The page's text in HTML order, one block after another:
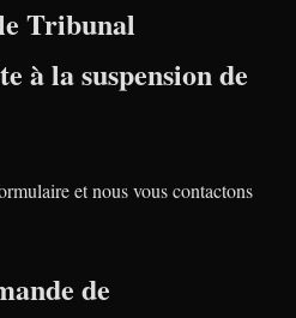
Tribunal
à la suspension de
et nous vous contactons
de